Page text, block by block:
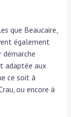
que Beaucaire,
également
démarche
adaptée aux
ce soit à
ou encore à